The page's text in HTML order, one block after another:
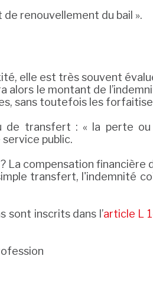
renouvellement du bail ».
elle est très souvent
le montant de
sans toutefois les
de transfert : « la perte
public.
compensation financière
transfert, l'indemnité
sont inscrits dans l’article L